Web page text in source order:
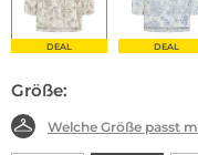
DEAL DEAL
Größe:
Welche Größe passt